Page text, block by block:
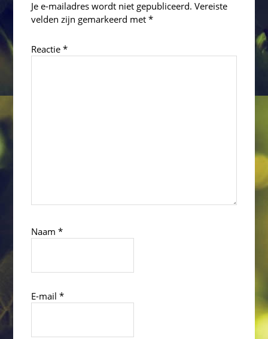
Je e-mailadres wordt niet gepubliceerd. Vereiste
velden zijn gemarkeerd met*
Reactie*
Naam*
E-mail*